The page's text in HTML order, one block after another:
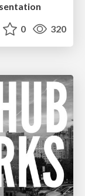
0 320